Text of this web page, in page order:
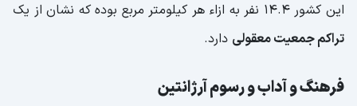
این کشور ۱۴.۴ نفر به ازاء هر کیلومتر مربع بوده که نشان از یک
تراکم جمعیت معقولی دارد.
فرهنگ و آداب و رسوم آرژانتین